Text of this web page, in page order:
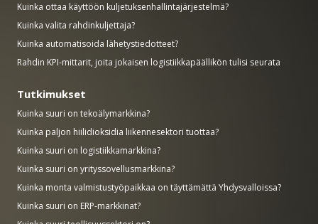
Kuinka ottaa käyttöön kuljetuksenhallintajärjestelmä?
Kuinka valita rahdinkuljettaja?
Kuinka automatisoida lähetystiedotteet?
Rahdin KPI-mittarit, joita jokaisen logistiikkapäällikön tulisi seurata
Tutkimukset
Kuinka suuri on tekoälymarkkina?
Kuinka paljon hiilidioksidia liikennesektori tuottaa?
Kuinka suuri on logistiikkamarkkina?
Kuinka suuri on yrityssovellusmarkkina?
Kuinka monta valmistustyöpaikkaa on täyttämättä Yhdysvalloissa?
Kuinka suuri on ERP-markkinat?